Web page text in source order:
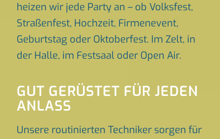
heizen wir jede Party an – ob Volksfest,
Straßenfest, Hochzeit, Firmenevent,
Geburtstag oder Oktoberfest. Im Zelt, in
der Halle, im Festsaal oder Open Air.
GUT GERÜSTET FÜR JEDEN
ANLASS
Unsere routinierten Techniker sorgen für